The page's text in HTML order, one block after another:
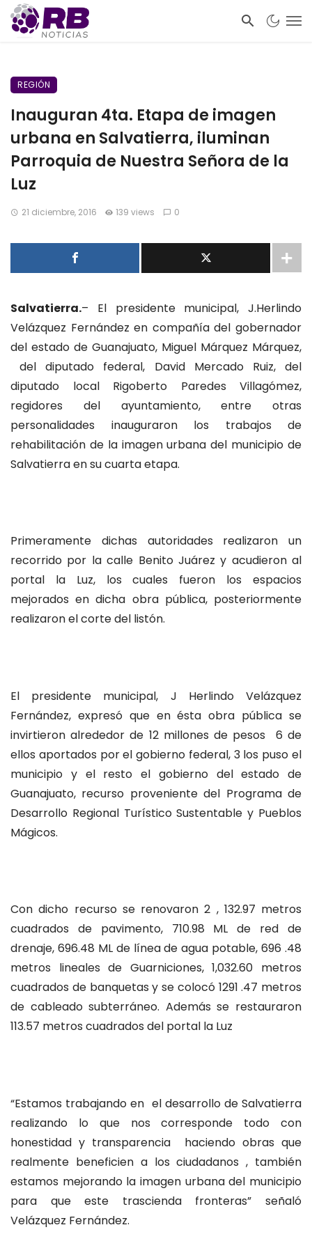
REGIÓN
Inauguran 4ta. Etapa de imagen
urbana en Salvatierra, iluminan
Parroquia de Nuestra Señora de la
Luz
21 diciembre, 2016 139 views 0
Salvatierra.– El presidente municipal, J.Herlindo
Velázquez Fernández en compañía del gobernador
del estado de Guanajuato, Miguel Márquez Márquez,
del diputado federal, David Mercado Ruiz, del
diputado local Rigoberto Paredes Villagómez,
regidores del ayuntamiento, entre otras
personalidades inauguraron los trabajos de
rehabilitación de la imagen urbana del municipio de
Salvatierra en su cuarta etapa.
Primeramente dichas autoridades realizaron un
recorrido por la calle Benito Juárez y acudieron al
portal la Luz, los cuales fueron los espacios
mejorados en dicha obra pública, posteriormente
realizaron el corte del listón.
El presidente municipal, J Herlindo Velázquez
Fernández, expresó que en ésta obra pública se
invirtieron alrededor de 12 millones de pesos 6 de
ellos aportados por el gobierno federal, 3 los puso el
municipio y el resto el gobierno del estado de
Guanajuato, recurso proveniente del Programa de
Desarrollo Regional Turístico Sustentable y Pueblos
Mágicos.
Con dicho recurso se renovaron 2 , 132.97 metros
cuadrados de pavimento, 710.98 ML de red de
drenaje, 696.48 ML de línea de agua potable, 696 .48
metros lineales de Guarniciones, 1,032.60 metros
cuadrados de banquetas y se colocó 1291 .47 metros
de cableado subterráneo. Además se restauraron
113.57 metros cuadrados del portal la Luz
“Estamos trabajando en el desarrollo de Salvatierra
realizando lo que nos corresponde todo con
honestidad y transparencia haciendo obras que
realmente beneficien a los ciudadanos , también
estamos mejorando la imagen urbana del municipio
para que este trascienda fronteras” señaló
Velázquez Fernández.